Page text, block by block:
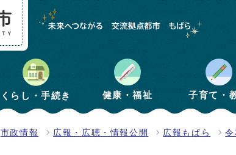
くらし・手続き 健康・福祉 子育て・
市政情報 広報・広聴・情報公開 広報もばら 令